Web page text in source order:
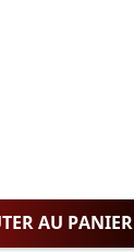
AU PANIER